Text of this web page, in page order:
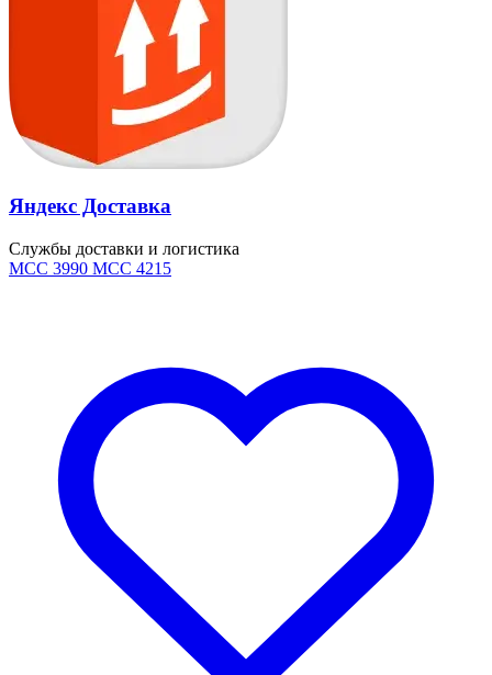
Яндекс Доставка
Службы доставки и логистика
MCC 3990 MCC 4215